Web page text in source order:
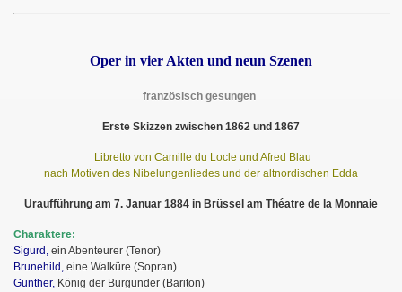
Oper in vier Akten und neun Szenen
französisch gesungen
Erste Skizzen zwischen 1862 und 1867
Libretto von Camille du Locle und Afred Blau
nach Motiven des Nibelungenliedes und der altnordischen Edda
Uraufführung am 7. Januar 1884 in Brüssel am Théatre de la Monnaie
Charaktere:
Sigurd, ein Abenteurer (Tenor)
Brunehild, eine Walküre (Sopran)
Gunther, König der Burgunder (Bariton)